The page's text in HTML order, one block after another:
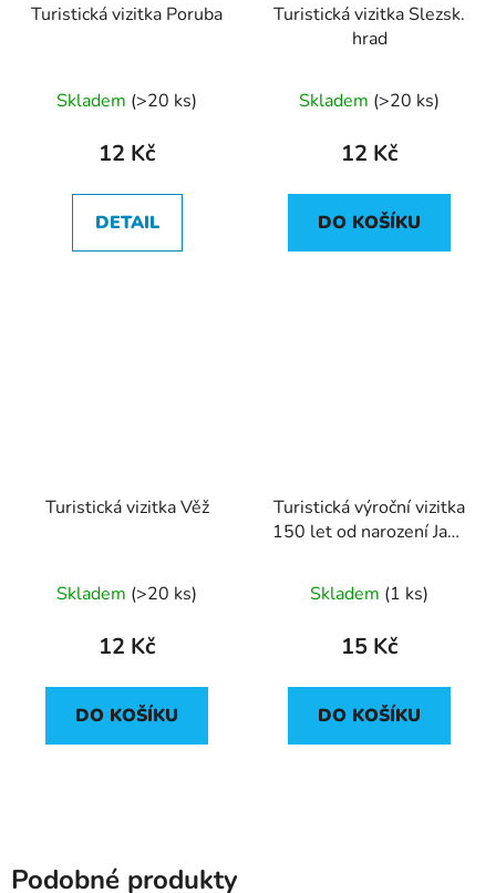
Turistická vizitka Poruba
Skladem (>20 ks)
12 Kč
DETAIL
Turistická vizitka Slezsk.
hrad
Skladem (>20 ks)
12 Kč
DO KOŠÍKU
Turistická vizitka Věž
Skladem (>20 ks)
12 Kč
DO KOŠÍKU
Turistická výroční vizitka
150 let od narození Jana
Skladem (1 ks)
15 Kč
DO KOŠÍKU
Podobné produkty